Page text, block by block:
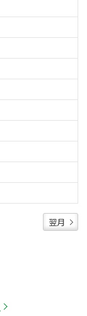
翌月